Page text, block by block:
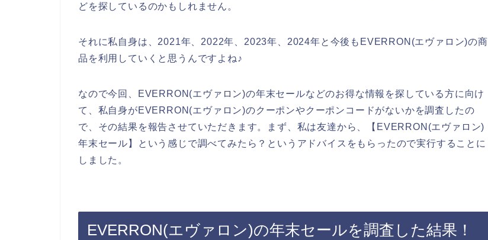
どを探しているのかもしれません。
それに私自身は、2021年、2022年、2023年、2024年と今後もEVERRON(エヴァロン)の商
品を利用していくと思うんですよね♪
なので今回、EVERRON(エヴァロン)の年末セールなどのお得な情報を探している方に向け
て、私自身がEVERRON(エヴァロン)のクーポンやクーポンコードがないかを調査したの
で、その結果を報告させていただきます。まず、私は友達から、【EVERRON(エヴァロン)
年末セール】という感じで調べてみたら？というアドバイスをもらったので実行することに
しました。
EVERRON(エヴァロン)の年末セールを調査した結果！